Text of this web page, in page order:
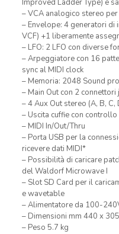
Improved Ladder Type) e
– VCA analogico stereo
– Envelope: 4 generatori di
VCF) +1 liberamente
– LFO: 2 LFO con diverse
– Arpeggiatore con 16
sync al MIDI clock
– Memoria: 2048 Sound
– Main Out con 2 connettori
– 4 Aux Out stereo (A, B,
– Uscita cuffie con
– MIDI In/Out/Thru
– Porta USB per la
ricevere dati MIDI*
– Possibilità di caricare
del Waldorf Microwave I
– Slot SD Card per il
e wavetable
– Alimentatore da 100-
– Dimensioni mm 440 x
– Peso 5.7 kg